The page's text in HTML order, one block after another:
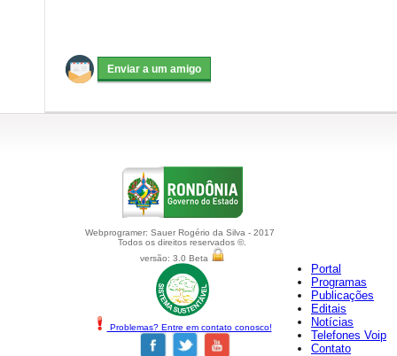
Webprogramer: Sauer Rogério da Silva - 2017
Todos os direitos reservados ©.
versão: 3.0 Beta
Problemas? Entre em contato conosco!
Portal
Programas
Publicações
Editais
Notícias
Telefones Voip
Contato